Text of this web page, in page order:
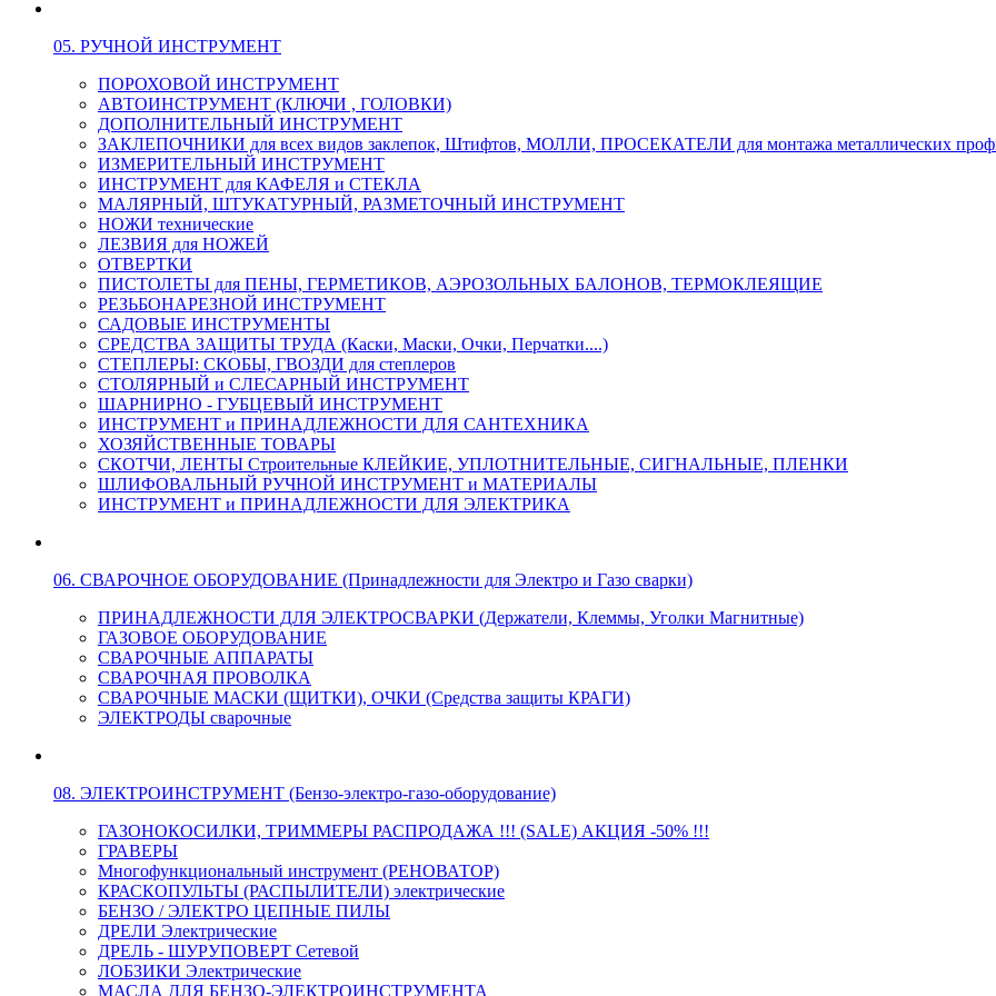
05. РУЧНОЙ ИНСТРУМЕНТ
ПОРОХОВОЙ ИНСТРУМЕНТ
АВТОИНСТРУМЕНТ (КЛЮЧИ , ГОЛОВКИ)
ДОПОЛНИТЕЛЬНЫЙ ИНСТРУМЕНТ
ЗАКЛЕПОЧНИКИ для всех видов заклепок, Штифтов, МОЛЛИ, ПРОСЕКАТЕЛИ для монтажа металлических
ИЗМЕРИТЕЛЬНЫЙ ИНСТРУМЕНТ
ИНСТРУМЕНТ для КАФЕЛЯ и СТЕКЛА
МАЛЯРНЫЙ, ШТУКАТУРНЫЙ, РАЗМЕТОЧНЫЙ ИНСТРУМЕНТ
НОЖИ технические
ЛЕЗВИЯ для НОЖЕЙ
ОТВЕРТКИ
ПИСТОЛЕТЫ для ПЕНЫ, ГЕРМЕТИКОВ, АЭРОЗОЛЬНЫХ БАЛОНОВ, ТЕРМОКЛЕЯЩИЕ
РЕЗЬБОНАРЕЗНОЙ ИНСТРУМЕНТ
САДОВЫЕ ИНСТРУМЕНТЫ
СРЕДСТВА ЗАЩИТЫ ТРУДА (Каски, Маски, Очки, Перчатки....)
СТЕПЛЕРЫ: СКОБЫ, ГВОЗДИ для степлеров
СТОЛЯРНЫЙ и СЛЕСАРНЫЙ ИНСТРУМЕНТ
ШАРНИРНО - ГУБЦЕВЫЙ ИНСТРУМЕНТ
ИНСТРУМЕНТ и ПРИНАДЛЕЖНОСТИ ДЛЯ САНТЕХНИКА
ХОЗЯЙСТВЕННЫЕ ТОВАРЫ
СКОТЧИ, ЛЕНТЫ Строительные КЛЕЙКИЕ, УПЛОТНИТЕЛЬНЫЕ, СИГНАЛЬНЫЕ, ПЛЕНКИ
ШЛИФОВАЛЬНЫЙ РУЧНОЙ ИНСТРУМЕНТ и МАТЕРИАЛЫ
ИНСТРУМЕНТ и ПРИНАДЛЕЖНОСТИ ДЛЯ ЭЛЕКТРИКА
06. СВАРОЧНОЕ ОБОРУДОВАНИЕ (Принадлежности для Электро и Газо сварки)
ПРИНАДЛЕЖНОСТИ ДЛЯ ЭЛЕКТРОСВАРКИ (Держатели, Клеммы, Уголки Магнитные)
ГАЗОВОЕ ОБОРУДОВАНИЕ
СВАРОЧНЫЕ АППАРАТЫ
СВАРОЧНАЯ ПРОВОЛКА
СВАРОЧНЫЕ МАСКИ (ЩИТКИ), ОЧКИ (Средства защиты КРАГИ)
ЭЛЕКТРОДЫ сварочные
08. ЭЛЕКТРОИНСТРУМЕНТ (Бензо-электро-газо-оборудование)
ГАЗОНОКОСИЛКИ, ТРИММЕРЫ РАСПРОДАЖА !!! (SALE) АКЦИЯ -50% !!!
ГРАВЕРЫ
Многофункциональный инструмент (РЕНОВАТОР)
КРАСКОПУЛЬТЫ (РАСПЫЛИТЕЛИ) электрические
БЕНЗО / ЭЛЕКТРО ЦЕПНЫЕ ПИЛЫ
ДРЕЛИ Электрические
ДРЕЛЬ - ШУРУПОВЕРТ Сетевой
ЛОБЗИКИ Электрические
МАСЛА ДЛЯ БЕНЗО-ЭЛЕКТРОИНСТРУМЕНТА